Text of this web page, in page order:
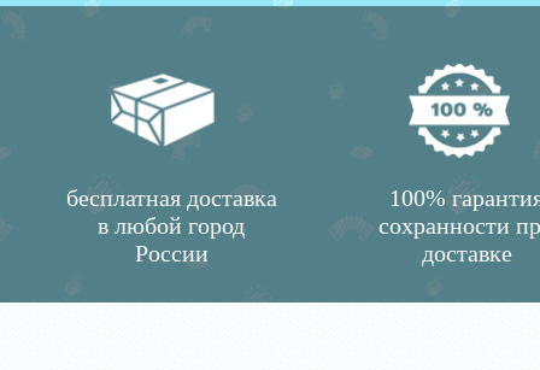
бесплатная доставка
в любой город
России
100%
сохранности
доставке